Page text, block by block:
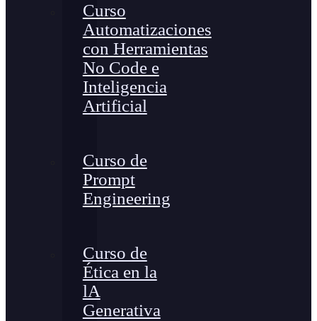
Curso
Automatizaciones
con Herramientas
No Code e
Inteligencia
Artificial
Curso de
Prompt
Engineering
Curso de
Ética en la
lA
Generativa